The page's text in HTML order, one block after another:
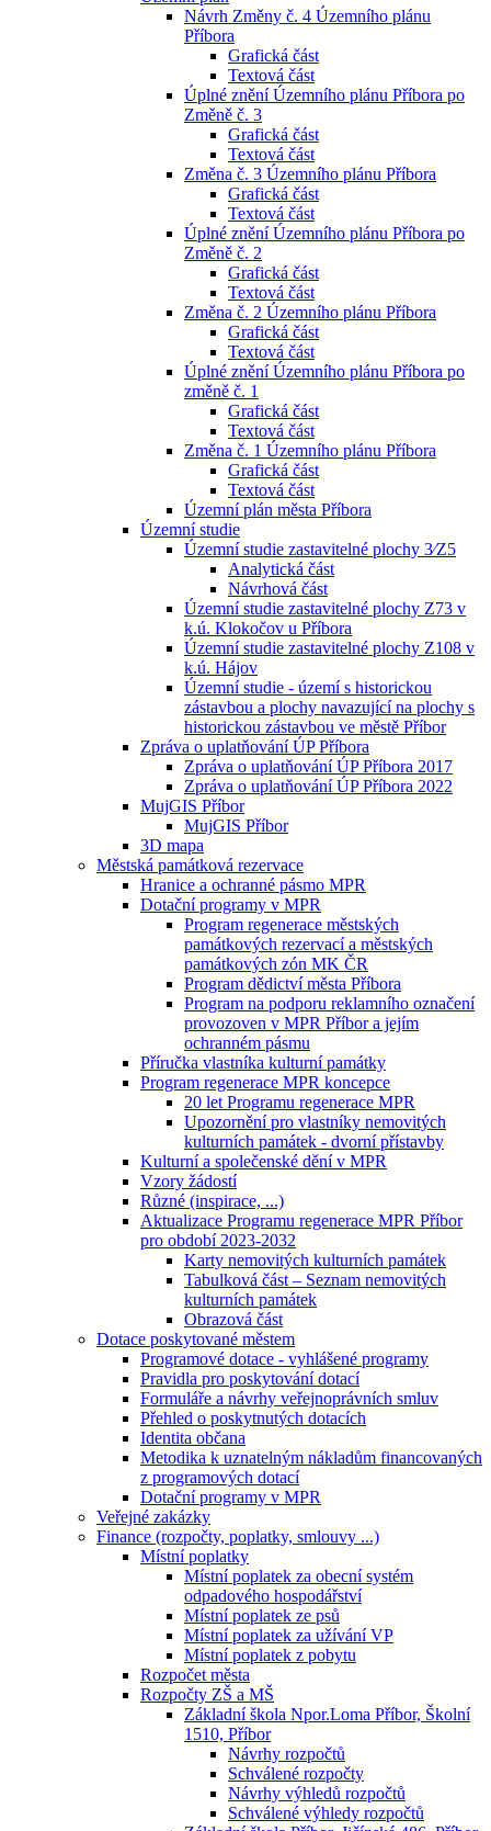
Návrh Změny č. 4 Územního plánu
Příbora
Grafická část
Textová část
Úplné znění Územního plánu Příbora po
Změně č. 3
Grafická část
Textová část
Změna č. 3 Územního plánu Příbora
Grafická část
Textová část
Úplné znění Územního plánu Příbora po
Změně č. 2
Grafická část
Textová část
Změna č. 2 Územního plánu Příbora
Grafická část
Textová část
Úplné znění Územního plánu Příbora po
změně č. 1
Grafická část
Textová část
Změna č. 1 Územního plánu Příbora
Grafická část
Textová část
Územní plán města Příbora
Územní studie
Územní studie zastavitelné plochy 3⁄Z5
Analytická část
Návrhová část
Územní studie zastavitelné plochy Z73 v
k.ú. Klokočov u Příbora
Územní studie zastavitelné plochy Z108 v
k.ú. Hájov
Územní studie - území s historickou
zástavbou a plochy navazující na plochy s
historickou zástavbou ve městě Příbor
Zpráva o uplatňování ÚP Příbora
Zpráva o uplatňování ÚP Příbora 2017
Zpráva o uplatňování ÚP Příbora 2022
MujGIS Příbor
MujGIS Příbor
3D mapa
Městská památková rezervace
Hranice a ochranné pásmo MPR
Dotační programy v MPR
Program regenerace městských
památkových rezervací a městských
památkových zón MK ČR
Program dědictví města Příbora
Program na podporu reklamního označení
provozoven v MPR Příbor a jejím
ochranném pásmu
Příručka vlastníka kulturní památky
Program regenerace MPR koncepce
20 let Programu regenerace MPR
Upozornění pro vlastníky nemovitých
kulturních památek - dvorní přístavby
Kulturní a společenské dění v MPR
Vzory žádostí
Různé (inspirace, ...)
Aktualizace Programu regenerace MPR Příbor
pro období 2023-2032
Karty nemovitých kulturních památek
Tabulková část – Seznam nemovitých
kulturních památek
Obrazová část
Dotace poskytované městem
Programové dotace - vyhlášené programy
Pravidla pro poskytování dotací
Formuláře a návrhy veřejnoprávních smluv
Přehled o poskytnutých dotacích
Identita občana
Metodika k uznatelným nákladům financovaných
z programových dotací
Dotační programy v MPR
Veřejné zakázky
Finance (rozpočty, poplatky, smlouvy ...)
Místní poplatky
Místní poplatek za obecní systém
odpadového hospodářství
Místní poplatek ze psů
Místní poplatek za užívání VP
Místní poplatek z pobytu
Rozpočet města
Rozpočty ZŠ a MŠ
Základní škola Npor.Loma Příbor, Školní
1510, Příbor
Návrhy rozpočtů
Schválené rozpočty
Návrhy výhledů rozpočtů
Schválené výhledy rozpočtů